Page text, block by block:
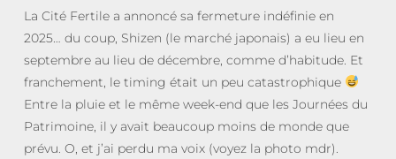
La Cité Fertile a annoncé sa fermeture indéfinie en
2025… du coup, Shizen (le marché japonais) a eu lieu en
septembre au lieu de décembre, comme d’habitude. Et
franchement, le timing était un peu catastrophique
Entre la pluie et le même week-end que les Journées du
Patrimoine, il y avait beaucoup moins de monde que
prévu. O, et j’ai perdu ma voix (voyez la photo mdr).